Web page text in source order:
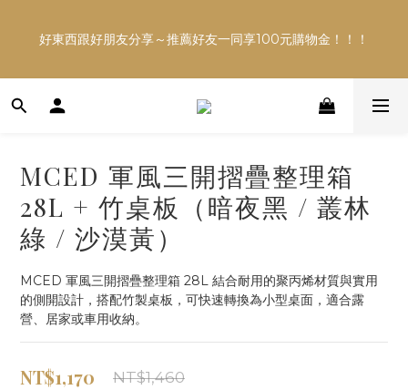
認現貨數量，以避免空等。
好東西跟好朋友分享～推薦好友一同享100元購物金！！！
多平台銷售，商品資訊及數量恐不即時，購買前可與小編確
MCED 軍風三開摺疊整理箱
28L + 竹桌板（暗夜黑 / 叢林
綠 / 沙漠黃）
MCED 軍風三開摺疊整理箱 28L 結合耐用的聚丙烯材質與實用
的側開設計，搭配竹製桌板，可快速轉換為小型桌面，適合露
營、居家或車用收納。
NT$1,170 NT$1,460